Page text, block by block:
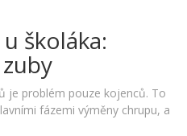
školáka:
je problém pouze kojenců. To
fázemi výměny chrupu, a